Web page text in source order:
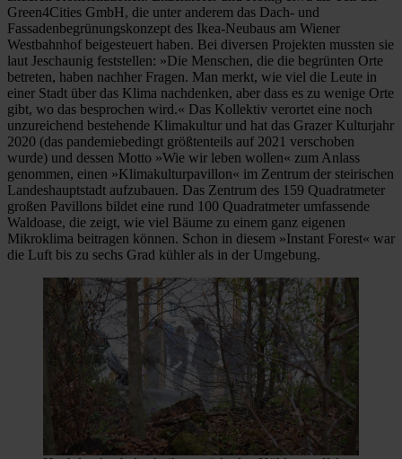
Green4Cities GmbH, die unter anderem das Dach- und
Fassadenbegrünungskonzept des Ikea-Neubaus am Wiener
Westbahnhof beigesteuert haben. Bei diversen Projekten mussten sie
laut Jeschaunig feststellen: »Die Menschen, die die begrünten Orte
betreten, haben nachher Fragen. Man merkt, wie viel die Leute in
einer Stadt über das Klima nachdenken, aber dass es zu wenige Orte
gibt, wo das besprochen wird.« Das Kollektiv verortet eine noch
unzureichend bestehende Klimakultur und hat das Grazer Kulturjahr
2020 (das pandemiebedingt größtenteils auf 2021 verschoben
wurde) und dessen Motto »Wie wir leben wollen« zum Anlass
genommen, einen »Klimakulturpavillon« im Zentrum der steirischen
Landeshauptstadt aufzubauen. Das Zentrum des 159 Quadratmeter
großen Pavillons bildet eine rund 100 Quadratmeter umfassende
Waldoase, die zeigt, wie viel Bäume zu einem ganz eigenen
Mikroklima beitragen können. Schon in diesem »Instant Forest« war
die Luft bis zu sechs Grad kühler als in der Umgebung.